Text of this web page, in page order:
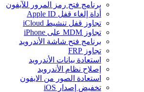
برنامج فتح رمز المرور للآيفون
أداة إلغاء قفل Apple ID
تجاوز قفل تنشيط iCloud
تجاوز MDM على iPhone
برنامج فتح شاشة الأندرويد
تجاوز FRP
استعادة بيانات الأندرويد
إصلاح نظام الأندرويد
استعادة الصور من الايفون
تخفيض إصدار iOS